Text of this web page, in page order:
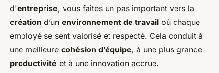
d'entreprise, vous faites un pas important vers la
création d’un environnement de travail où chaque
employé se sent valorisé et respecté. Cela conduit à
une meilleure cohésion d’équipe, à une plus grande
productivité et à une innovation accrue.